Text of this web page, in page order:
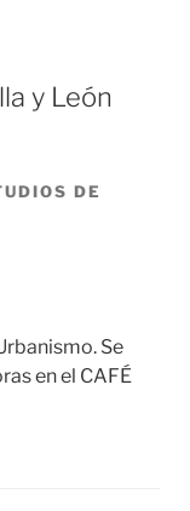
y León
DE
Se
en el CAFÉ